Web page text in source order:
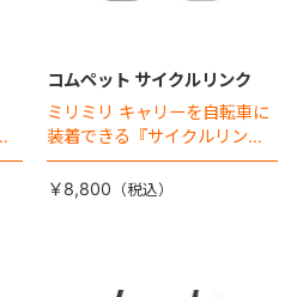
コムペット サイクルリンク
ミリミリ キャリーを自転車に
装着できる『サイクルリン
ク』が登場！
￥8,800